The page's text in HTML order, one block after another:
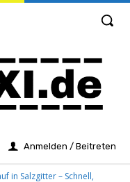
Anmelden / Beitreten
in Salzgitter – Schnell,